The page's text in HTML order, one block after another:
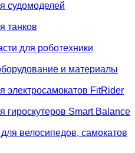
судомоделей
танков
для роботехники
и материалы
электросамокатов FitRider
гироскутеров Smart Balance
велосипедов, самокатов